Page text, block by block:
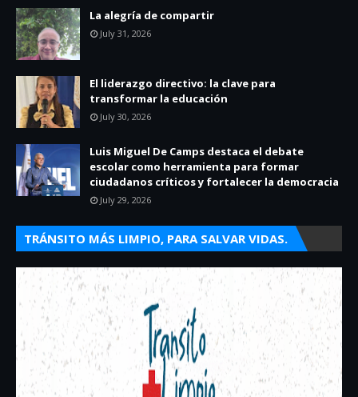
La alegría de compartir
July 31, 2026
El liderazgo directivo: la clave para
transformar la educación
July 30, 2026
Luis Miguel De Camps destaca el debate
escolar como herramienta para formar
ciudadanos críticos y fortalecer la democracia
July 29, 2026
TRÁNSITO MÁS LIMPIO, PARA SALVAR VIDAS.